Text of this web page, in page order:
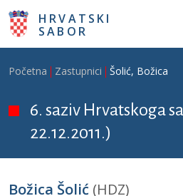
Skoči na glavni sadržaj
HRVATSKI
SABOR
Breadcrumb
Početna Zastupnici Šolić, Božica
6. saziv Hrvatskoga
22.12.2011.)
Božica Šolić (HDZ)